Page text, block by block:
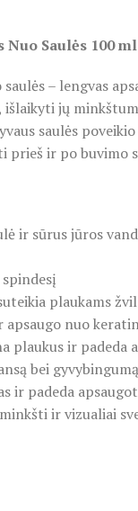
Saulės 100 ml
– lengvas
jų
saulės
prieš ir po buvimo
ir sūrus jūros
plaukams
apsaugo nuo
plaukus ir
bei
ir padeda
ir vizualiai